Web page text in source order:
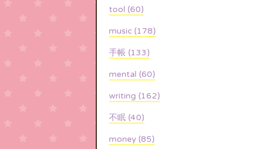
tool (60)
music (178)
手帳 (133)
mental (60)
writing (162)
不眠 (40)
money (85)